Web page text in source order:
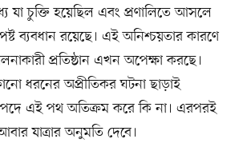
যা চুক্তি হয়েছিল এবং প্রণালিতে আসলে
ব্যবধান রয়েছে। এই অনিশ্চয়তার কারণে
প্রতিষ্ঠান এখন অপেক্ষা করছে।
ধরনের অপ্রীতিকর ঘটনা ছাড়াই
এই পথ অতিক্রম করে কি না। এরপরই
যাত্রার অনুমতি দেবে।